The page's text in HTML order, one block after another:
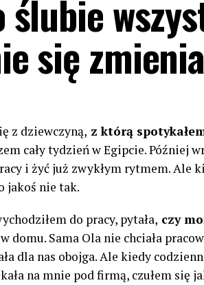
ślubie
się
z dziewczyną, z którą
cały tydzień w Egipcie. Później
i żyć już zwykłym rytmem. Ale
jakoś nie tak.
do pracy, pytała, czy
domu. Sama Ola nie chciała
dla nas obojga. Ale kiedy
na mnie pod firmą, czułem się